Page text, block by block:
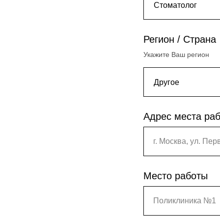
Регион / Страна
Укажите Ваш регион
Адрес места
г. Москва, ул.
Место работы
Поликлиника №1